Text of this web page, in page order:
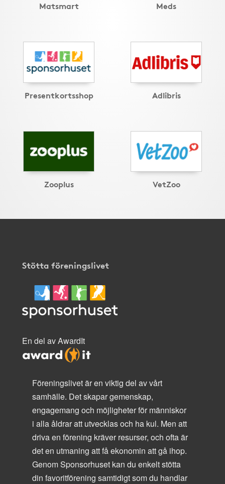
Matsmart Meds
Presentkortsshop Adlibris
Zooplus VetZoo
Stötta föreningslivet
En del av AwardIt
Föreningslivet är en viktig del av vårt
samhälle. Det skapar gemenskap,
engagemang och möjligheter för människor
i alla åldrar att utvecklas och ha kul. Men att
driva en förening kräver resurser, och ofta är
det en utmaning att få ekonomin att gå ihop.
Genom Sponsorhuset kan du enkelt stötta
din favoritförening samtidigt som du handlar